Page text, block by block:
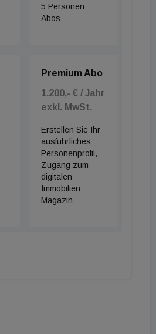
5 Personen
Abos
Premium Abo
1.200,- € / Jahr
exkl. MwSt.
Erstellen Sie Ihr
ausführliches
Personenprofil,
Zugang zum
digitalen
Immobilien
Magazin